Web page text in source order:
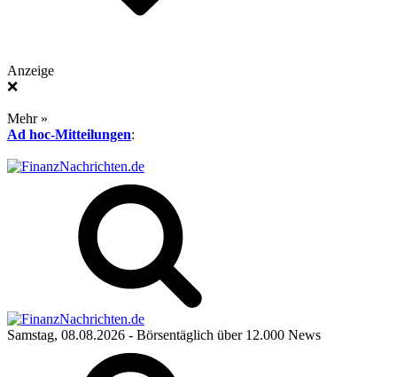
Anzeige
❌
Mehr »
Ad hoc-Mitteilungen:
Samstag, 08.08.2026 - Börsentäglich über 12.000 News